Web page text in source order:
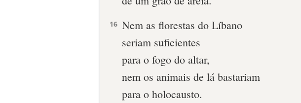
16 Nem as florestas do Líbano
seriam suficientes
para o fogo do altar,
nem os animais de lá bastariam
para o holocausto.